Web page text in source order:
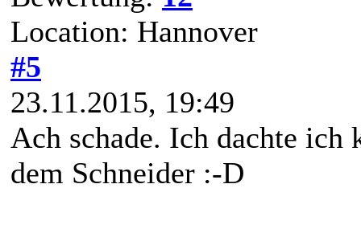
Location: Hannover
#5
23.11.2015, 19:49
Ach schade. Ich dachte
dem Schneider :-D